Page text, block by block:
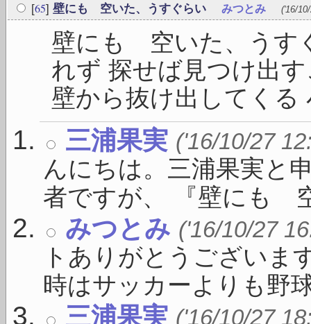
[65] 壁にも 空いた、うすぐらい みつとみ ('16/
壁にも 空いた、うす
れず 探せば見つけ出
壁から抜け出してくる
三浦果実 ('16/10/27
んにちは。三浦果実と
者ですが、 『壁にも
みつとみ ('16/10/27
トありがとうございま
時はサッカーよりも野
三浦果実 ('16/10/27